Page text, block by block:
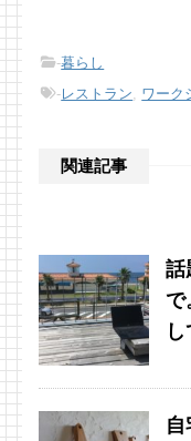
-暮らし
-レストラン, ワーク
関連記事
話
で